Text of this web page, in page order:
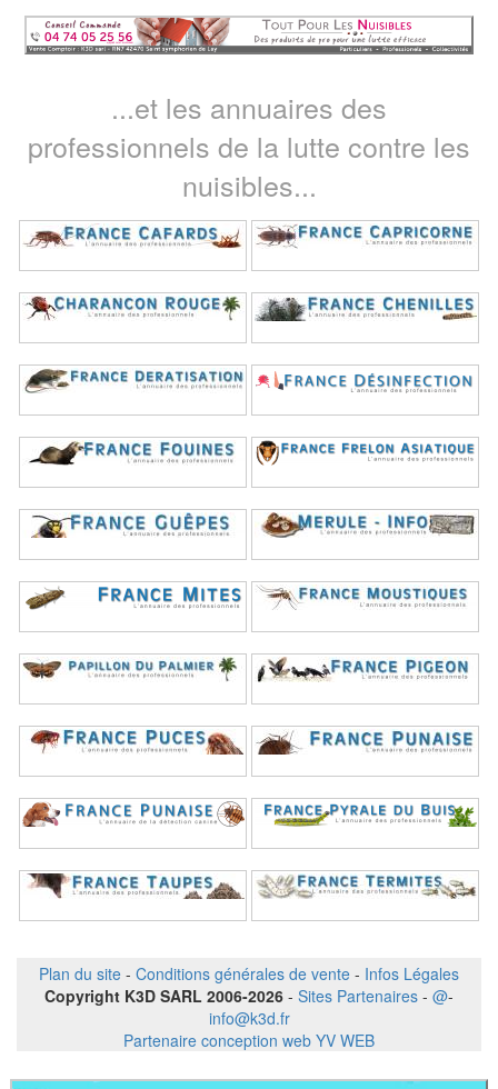
...et les annuaires des
professionnels de la lutte contre les
nuisibles...
Plan du site - Conditions générales de vente - Infos Légales
Copyright K3D SARL 2006-2026 - Sites Partenaires - @-
info@k3d.fr
Partenaire conception web YV WEB